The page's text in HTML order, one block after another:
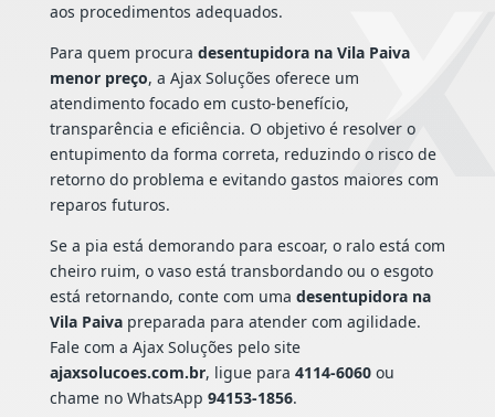
aos procedimentos adequados.
Para quem procura desentupidora na Vila Paiva
menor preço, a Ajax Soluções oferece um
atendimento focado em custo-benefício,
transparência e eficiência. O objetivo é resolver o
entupimento da forma correta, reduzindo o risco de
retorno do problema e evitando gastos maiores com
reparos futuros.
Se a pia está demorando para escoar, o ralo está com
cheiro ruim, o vaso está transbordando ou o esgoto
está retornando, conte com uma desentupidora na
Vila Paivapreparada para atender com agilidade.
Fale com a Ajax Soluções pelo site
ajaxsolucoes.com.br, ligue para 4114-6060ou
chame no WhatsApp 94153-1856.